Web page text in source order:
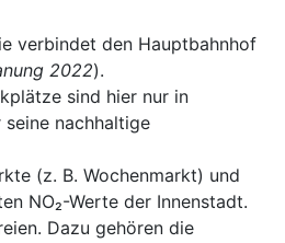
verbindet den Hauptbahnhof
2022).
sind hier nur in
seine nachhaltige
(z. B. Wochenmarkt) und
NO₂-Werte der Innenstadt.
Dazu gehören die